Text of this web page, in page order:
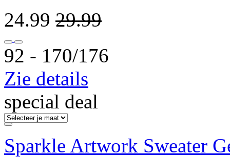
24.99 29.99
92 ‐ 170/176
Zie details
special deal
Sparkle Artwork Sweater